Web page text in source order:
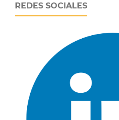
REDES SOCIALES